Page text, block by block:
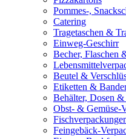
Pommes-,
Catering
Tragetaschen &
Einweg-Geschirr
Becher, Flaschen
Beutel &
Etiketten &
Behälter, Dosen &
Obst- & Gemüse-
Feingebäck-